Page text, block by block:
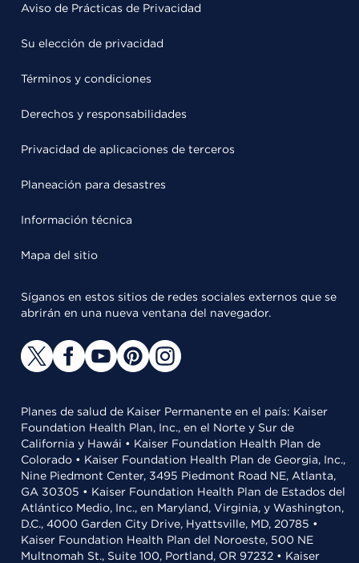
Aviso de Prácticas de Privacidad
Su elección de privacidad
Términos y condiciones
Derechos y responsabilidades
Privacidad de aplicaciones de terceros
Planeación para desastres
Información técnica
Mapa del sitio
Síganos en estos sitios de redes sociales externos que se
abrirán en una nueva ventana del navegador.
Planes de salud de Kaiser Permanente en el país: Kaiser
Foundation Health Plan, Inc., en el Norte y Sur de
California y Hawái • Kaiser Foundation Health Plan de
Colorado • Kaiser Foundation Health Plan de Georgia, Inc.,
Nine Piedmont Center, 3495 Piedmont Road NE, Atlanta,
GA 30305 • Kaiser Foundation Health Plan de Estados del
Atlántico Medio, Inc., en Maryland, Virginia, y Washington,
D.C., 4000 Garden City Drive, Hyattsville, MD, 20785 •
Kaiser Foundation Health Plan del Noroeste, 500 NE
Multnomah St., Suite 100, Portland, OR 97232 • Kaiser